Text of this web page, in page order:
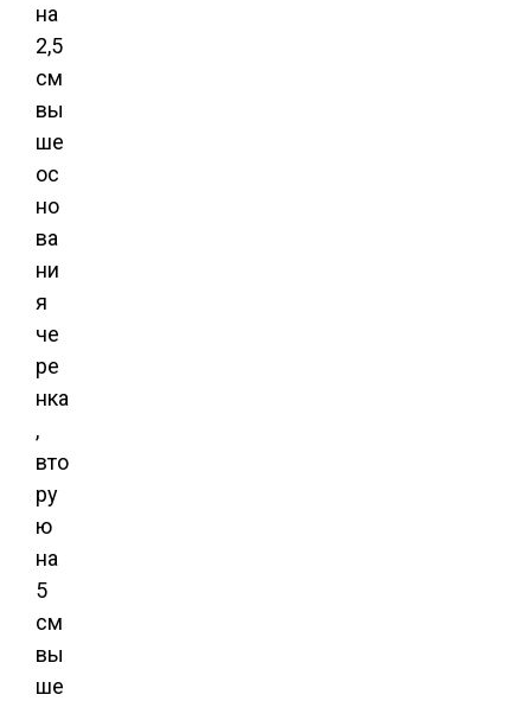
на
2,5
см
вы
ше
ос
но
ва
ни
я
че
ре
нка
,
вто
ру
ю
на
5
см
вы
ше